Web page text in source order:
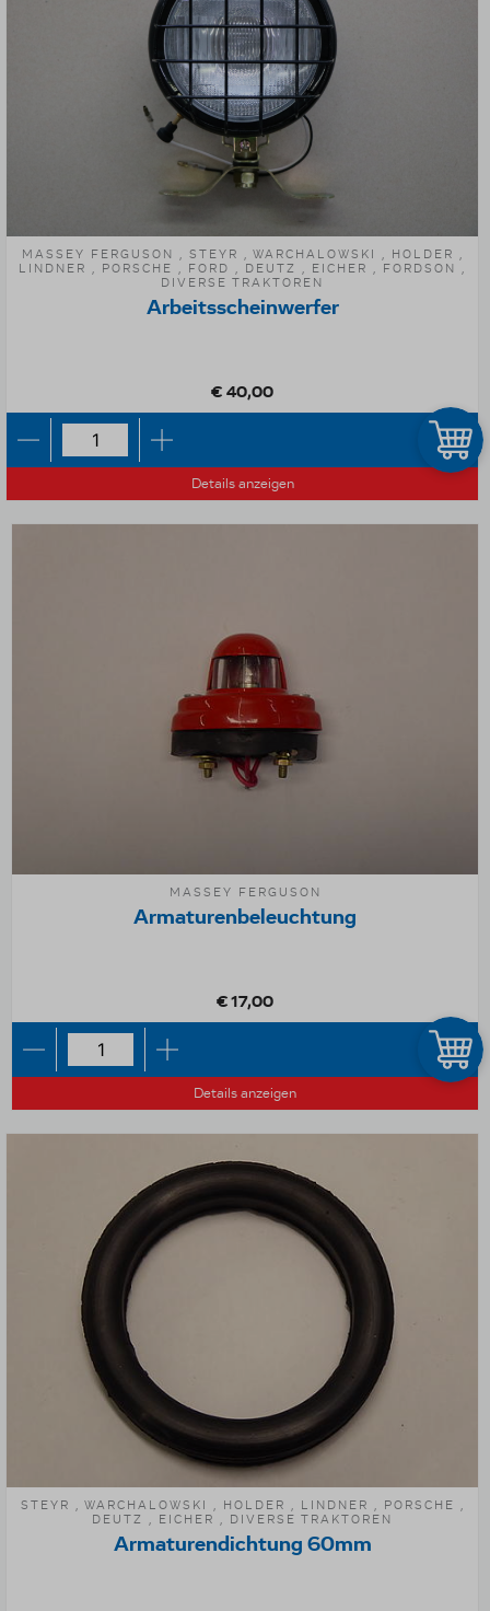
MASSEY FERGUSON , STEYR , WARCHALOWSKI , HOLDER ,
LINDNER , PORSCHE , FORD , DEUTZ , EICHER , FORDSON ,
DIVERSE TRAKTOREN
Arbeitsscheinwerfer
€ 40,00
Details anzeigen
MASSEY FERGUSON
Armaturenbeleuchtung
€ 17,00
Details anzeigen
STEYR , WARCHALOWSKI , HOLDER , LINDNER , PORSCHE ,
DEUTZ , EICHER , DIVERSE TRAKTOREN
Armaturendichtung 60mm